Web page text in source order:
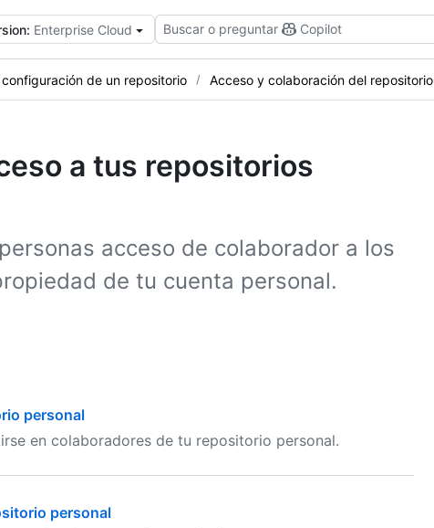
Enterprise Cloud Buscar o preguntar Copilot
de un repositorio Acceso y colaboración del repositorio
a tus repositorios
acceso de colaborador a los
de tu cuenta personal.
personal
en colaboradores de tu repositorio personal.
personal